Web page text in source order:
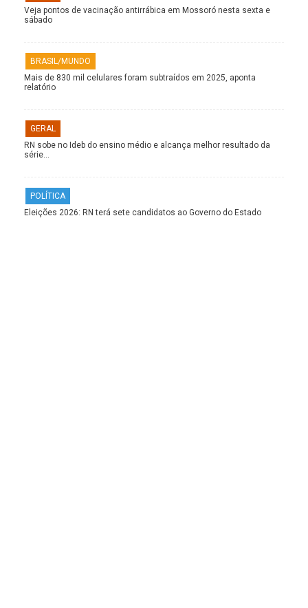
Veja pontos de vacinação antirrábica em Mossoró nesta sexta e
sábado
BRASIL/MUNDO
Mais de 830 mil celulares foram subtraídos em 2025, aponta
relatório
GERAL
RN sobe no Ideb do ensino médio e alcança melhor resultado da
série…
POLÍTICA
Eleições 2026: RN terá sete candidatos ao Governo do Estado